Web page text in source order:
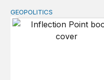
Inflection Point
GEOPOLITICS